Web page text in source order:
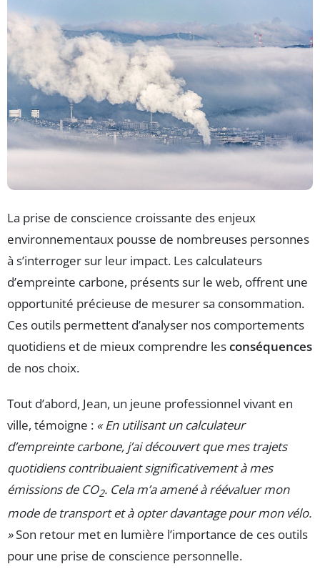
La prise de conscience croissante des enjeux
environnementaux pousse de nombreuses personnes
à s’interroger sur leur impact. Les calculateurs
d’empreinte carbone, présents sur le web, offrent une
opportunité précieuse de mesurer sa consommation.
Ces outils permettent d’analyser nos comportements
quotidiens et de mieux comprendre lesconséquences
de nos choix.
Tout d’abord, Jean, un jeune professionnel vivant en
ville, témoigne : « En utilisant un calculateur
d’empreinte carbone, j’ai découvert que mes trajets
quotidiens contribuaient significativement à mes
émissions de CO2. Cela m’a amené à réévaluer mon
mode de transport et à opter davantage pour mon vélo.
»Son retour met en lumière l’importance de ces outils
pour une prise de conscience personnelle.